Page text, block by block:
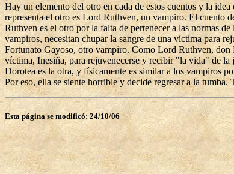
Hay un elemento del otro en cada de estos cuentos y la
representa el otro es Lord Ruthven, un vampiro. El cuento
Ruthven es el otro por la falta de pertenecer a las normas
vampiros, necesitan chupar la sangre de una víctima para
Fortunato Gayoso, otro vampiro. Como Lord Ruthven, don
víctima, Inesiña, para rejuvenecerse y recibir "la vida" de
Dorotea es la otra, y físicamente es similar a los vampiros
Por eso, ella se siente horrible y decide regresar a la
Esta página se modificó: 24/10/06